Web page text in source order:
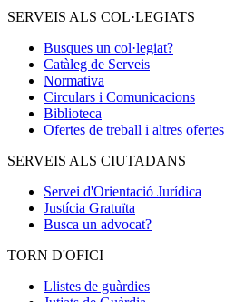
SERVEIS ALS COL·LEGIATS
Busques un col·legiat?
Catàleg de Serveis
Normativa
Circulars i Comunicacions
Biblioteca
Ofertes de treball i altres ofertes
SERVEIS ALS CIUTADANS
Servei d'Orientació Jurídica
Justícia Gratuïta
Busca un advocat?
TORN D'OFICI
Llistes de guàrdies